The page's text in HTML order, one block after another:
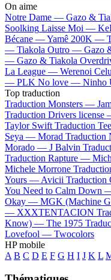
On aime
Notre Dame — Gazo &
Soolking Laisse Moi —
Bécane —Yamê 200K —
— Tiakola Outro — Gazo
— Gazo & Tiakola
La League — Werenoi
— PLK No love — Ninho
Top traduction
Traduction Monsters —
Traduction Drivers license
Taylor Swift Traduction
Seya — Morad
Morado — J Balvin
Traduction Rapture —
Michele Morrone
Yours — Avicii
You Need to Calm Down
Okay — MGK (Machine
— XXXTENTACION
Know) — The 1975
Lovefool — Twocolors
HP mobile
A B C D E F G H I J K L